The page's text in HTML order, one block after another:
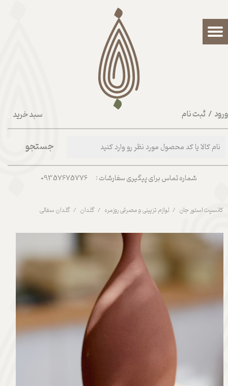
سبد خرید / ثبت نام
حساب کاربری من
تغییر گذر واژه
شماره تماس برای پیگیری سفارشات : 09357675776
جستجو
کانسپت استور جان لوازم تزیینی و مصرفی روزمره گلدان گلدان سفالی